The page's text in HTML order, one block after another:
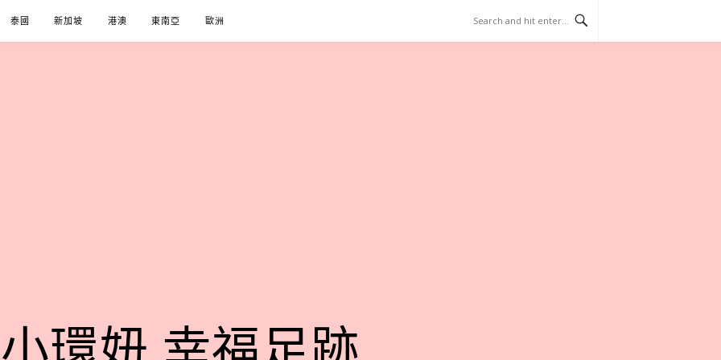
泰國 新加坡 港澳 東南亞 歐洲